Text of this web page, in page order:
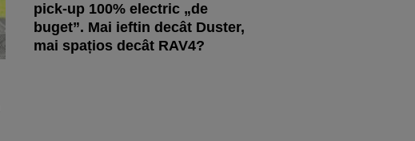
pick-up 100% electric „de
buget”. Mai ieftin decât Duster,
mai spațios decât RAV4?